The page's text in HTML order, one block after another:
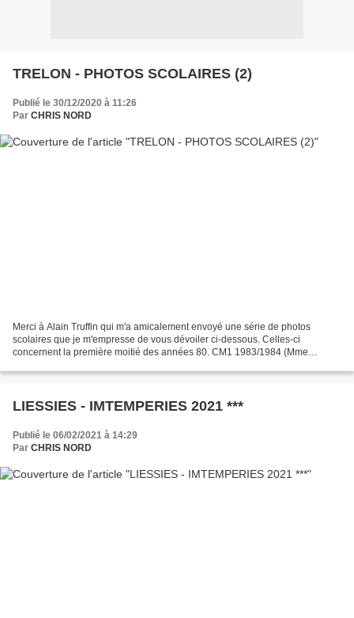
TRELON - PHOTOS SCOLAIRES (2)
Publié le 30/12/2020 à 11:26
Par CHRIS NORD
Merci à Alain Truffin qui m'a amicalement envoyé une série de photos
scolaires que je m'empresse de vous dévoiler ci-dessous. Celles-ci
concernent la première moitié des années 80. CM1 1983/1984 (Mme
LIESSIES - IMTEMPERIES 2021 ***
Publié le 06/02/2021 à 14:29
Par CHRIS NORD